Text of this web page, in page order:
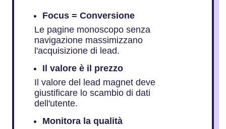
Focus = Conversione
Le pagine monoscopo senza
navigazione massimizzano
l'acquisizione di lead.
Il valore è il prezzo
Il valore del lead magnet deve
giustificare lo scambio di dati
dell'utente.
Monitora la qualità